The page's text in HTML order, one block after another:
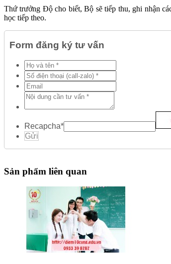
Thứ trưởng Độ cho biết, Bộ sẽ tiếp thu, ghi nhận
học tiếp theo.
Form đăng ký tư vấn
Recapcha*
Gửi
Sản phẩm liên quan